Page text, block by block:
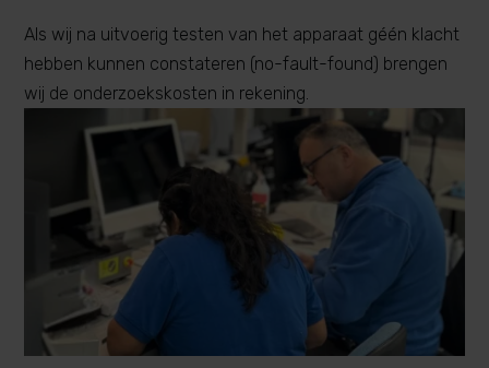
Als wij na uitvoerig testen van het apparaat géén klacht
hebben kunnen constateren (no-fault-found) brengen
wij de onderzoekskosten in rekening.